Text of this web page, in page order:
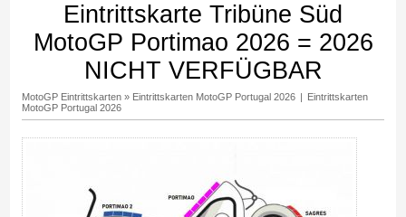
Eintrittskarte Tribüne Süd
MotoGP Portimao 2026 = 2026
NICHT VERFÜGBAR
MotoGP Eintrittskarten» Eintrittskarten MotoGP Portugal 2026
Eintrittskarten
MotoGP Portugal 2026